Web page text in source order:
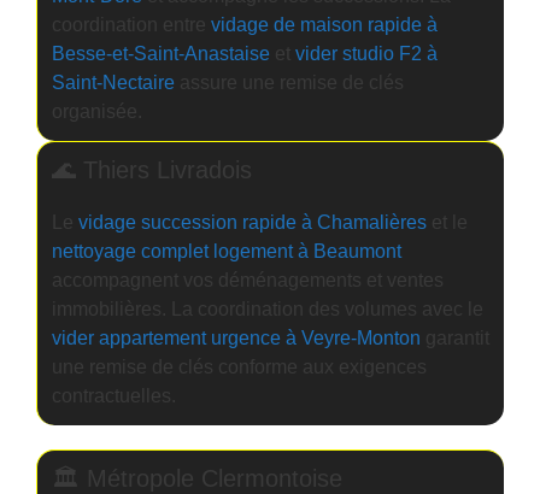
coordination entre vidage de maison rapide à
Besse-et-Saint-Anastaiseet vider studio F2 à
Saint-Nectaireassure une remise de clés
organisée.
🌊 Thiers Livradois
Le vidage succession rapide à Chamalièreset le
nettoyage complet logement à Beaumont
accompagnent vos déménagements et ventes
immobilières. La coordination des volumes avec le
vider appartement urgence à Veyre-Monton garantit
une remise de clés conforme aux exigences
contractuelles.
🏛️ Métropole Clermontoise